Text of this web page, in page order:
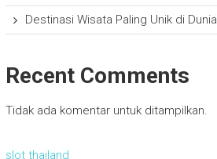
Destinasi Wisata Paling Unik di Dunia
Recent Comments
Tidak ada komentar untuk ditampilkan.
slot thailand